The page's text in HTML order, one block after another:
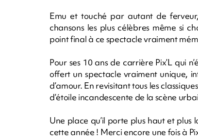
Emu et touché par autant de
chansons les plus célèbres même si
point final à ce spectacle vraiment
Pour ses 10 ans de carrière Pix’L qui
offert un spectacle vraiment unique,
d’amour. En revisitant tous les
d’étoile incandescente de la scène
Une place qu’il porte plus haut et plus
cette année ! Merci encore une fois à